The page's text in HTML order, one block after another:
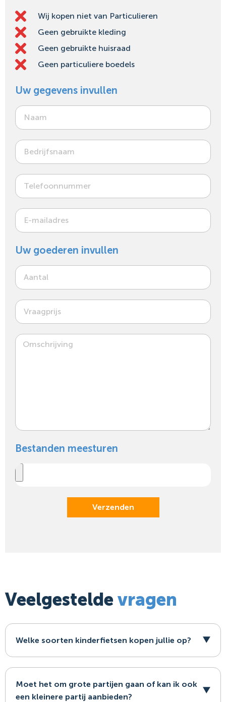
Wij kopen niet van Particulieren
Geen gebruikte kleding
Geen gebruikte huisraad
Geen particuliere boedels
Uw gegevens invullen
Uw goederen invullen
Bestanden meesturen
Verzenden
Veelgestelde vragen
Welke soorten kinderfietsen kopen jullie op?
Moet het om grote partijen gaan of kan ik ook
een kleinere partij aanbieden?